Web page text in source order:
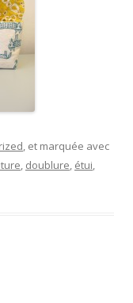
, et marquée avec
, doublure, étui,